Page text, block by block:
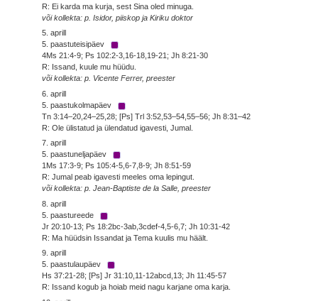
R: Ei karda ma kurja, sest Sina oled minuga.
või kollekta: p. Isidor, piiskop ja Kiriku doktor
5. aprill
5. paastuteisipäev
4Ms 21:4-9; Ps 102:2-3,16-18,19-21; Jh 8:21-30
R: Issand, kuule mu hüüdu.
või kollekta: p. Vicente Ferrer, preester
6. aprill
5. paastukolmapäev
Tn 3:14–20,24–25,28; [Ps] Trl 3:52,53–54,55–56; Jh 8:31–42
R: Ole ülistatud ja ülendatud igavesti, Jumal.
7. aprill
5. paastuneljapäev
1Ms 17:3-9; Ps 105:4-5,6-7,8-9; Jh 8:51-59
R: Jumal peab igavesti meeles oma lepingut.
või kollekta: p. Jean-Baptiste de la Salle, preester
8. aprill
5. paastureede
Jr 20:10-13; Ps 18:2bc-3ab,3cdef-4,5-6,7; Jh 10:31-42
R: Ma hüüdsin Issandat ja Tema kuulis mu häält.
9. aprill
5. paastulaupäev
Hs 37:21-28; [Ps] Jr 31:10,11-12abcd,13; Jh 11:45-57
R: Issand kogub ja hoiab meid nagu karjane oma karja.